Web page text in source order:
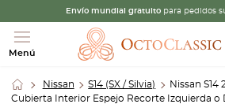
Envío mundial gratuito para pedidos
Menú
Nissan S14 (SX / Silvia)
Nissan S14
Cubierta Interior Espejo Recorte Izquierda o